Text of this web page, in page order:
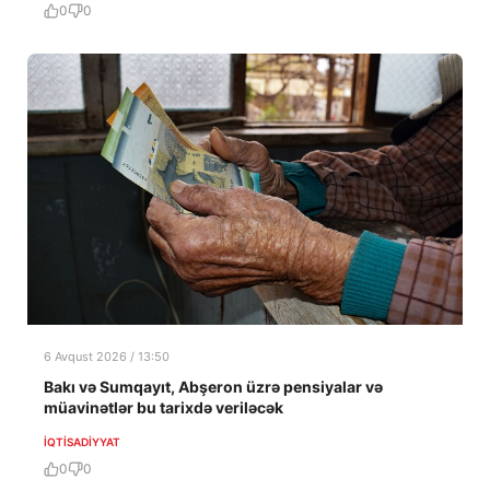
0 0
6 Avqust 2026 / 13:50
Bakı və Sumqayıt, Abşeron üzrə pensiyalar və
müavinətlər bu tarixdə veriləcək
İQTISADIYYAT
0 0